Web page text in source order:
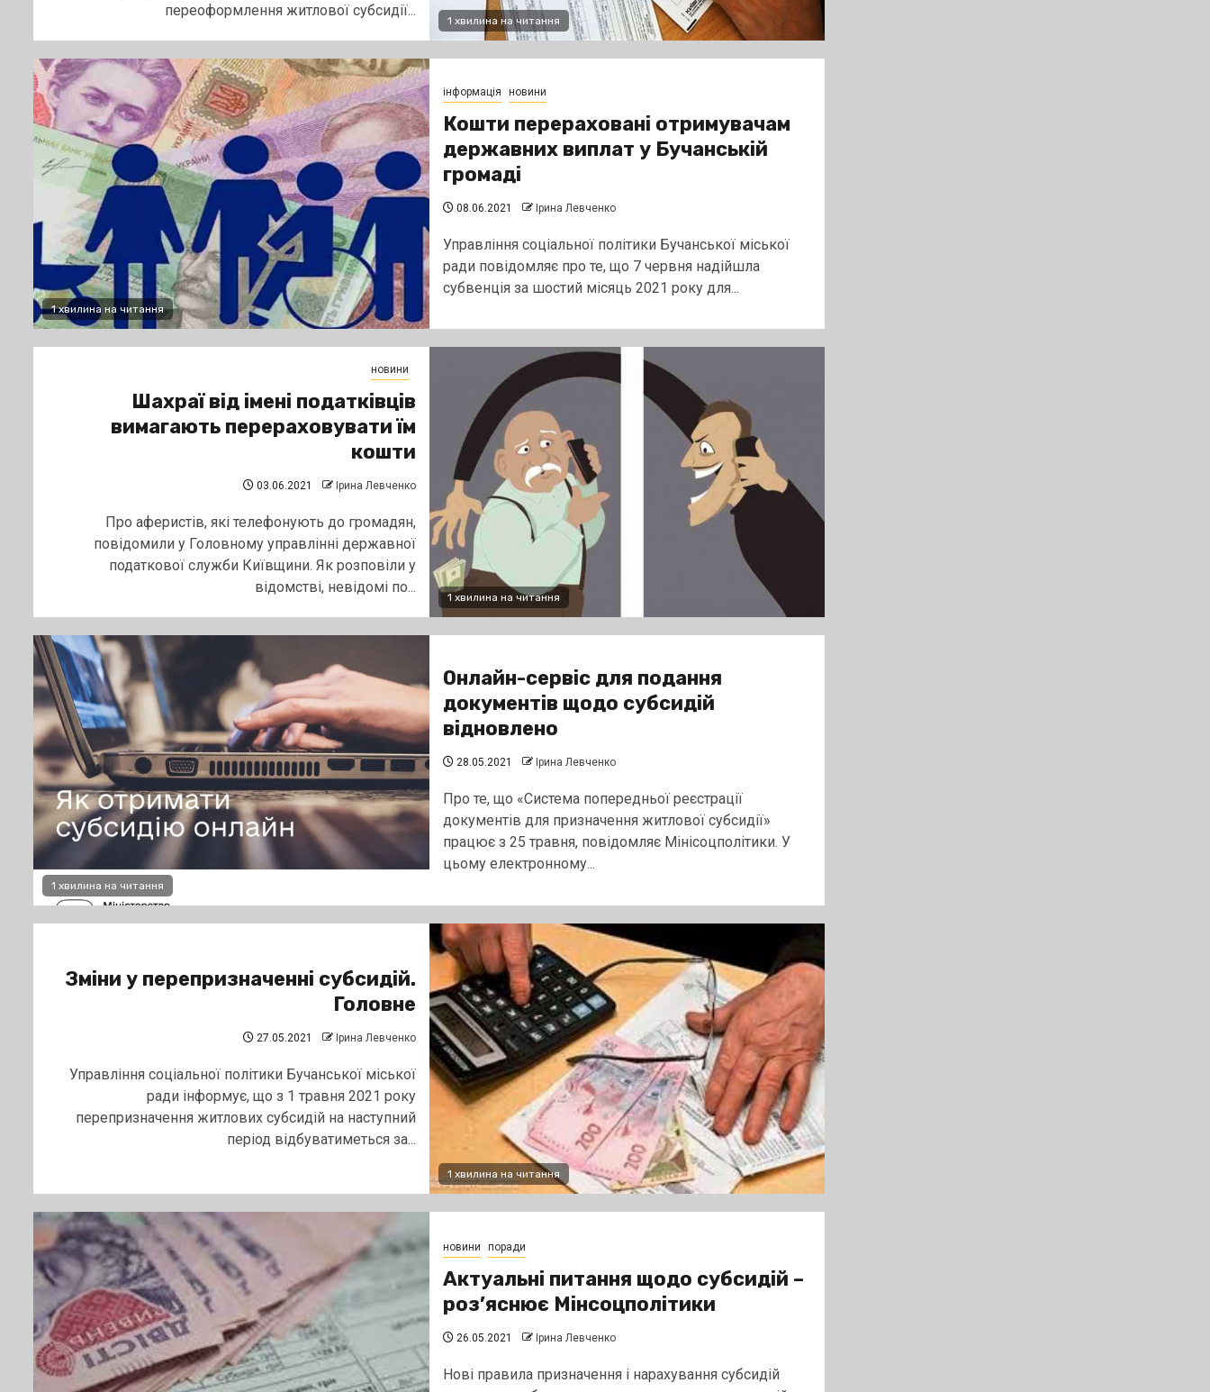
1 хвилина на читання
переоформлення житлової субсидії...
1 хвилина на читання
інформація новини
Кошти перераховані отримувачам
державних виплат у Бучанській
громаді
08.06.2021 Ірина Левченко
Управління соціальної політики Бучанської міської
ради повідомляє про те, що 7 червня надійшла
субвенція за шостий місяць 2021 року для...
1 хвилина на читання
новини
Шахраї від імені податківців
вимагають перераховувати їм
кошти
03.06.2021 Ірина Левченко
Про аферистів, які телефонують до громадян,
повідомили у Головному управлінні державної
податкової служби Київщини. Як розповіли у
відомстві, невідомі по...
1 хвилина на читання
Онлайн-сервіс для подання
документів щодо субсидій
відновлено
28.05.2021 Ірина Левченко
Про те, що «Система попередньої реєстрації
документів для призначення житлової субсидії»
працює з 25 травня, повідомляє Мінісоцполітики. У
цьому електронному...
1 хвилина на читання
Зміни у перепризначенні субсидій.
Головне
27.05.2021 Ірина Левченко
Управління соціальної політики Бучанської міської
ради інформує, що з 1 травня 2021 року
перепризначення житлових субсидій на наступний
період відбуватиметься за...
новини поради
Актуальні питання щодо субсидій –
роз’яснює Мінсоцполітики
26.05.2021 Ірина Левченко
Нові правила призначення і нарахування субсидій